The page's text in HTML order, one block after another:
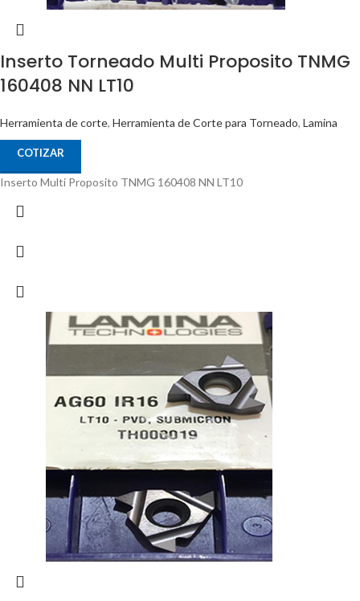
Inserto Torneado Multi Proposito TNMG
160408 NN LT10
Herramienta de corte, Herramienta de Corte para Torneado, Lamina
COTIZAR
Inserto Multi Proposito TNMG 160408 NN LT10